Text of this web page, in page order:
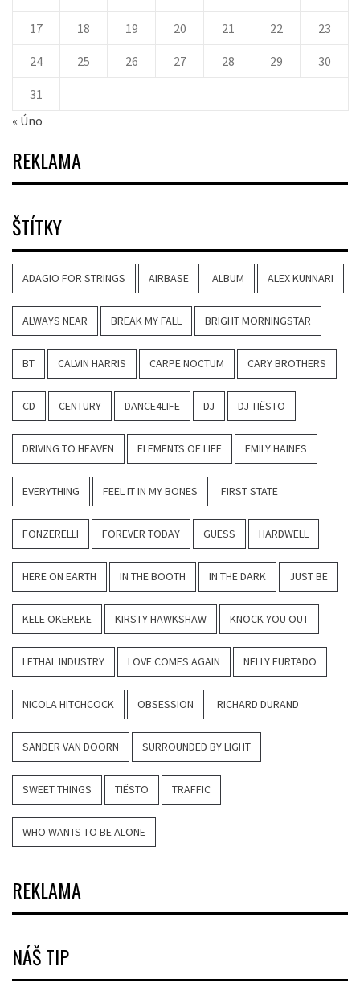
17 18 19 20 21 22 23
24 25 26 27 28 29 30
31
« Úno
REKLAMA
ŠTÍTKY
ADAGIO FOR STRINGS AIRBASE ALBUM ALEX KUNNARI
ALWAYS NEAR BREAK MY FALL BRIGHT MORNINGSTAR
BT CALVIN HARRIS CARPE NOCTUM CARY BROTHERS
CD CENTURY DANCE4LIFE DJ DJ TIËSTO
DRIVING TO HEAVEN ELEMENTS OF LIFE EMILY HAINES
EVERYTHING FEEL IT IN MY BONES FIRST STATE
FONZERELLI FOREVER TODAY GUESS HARDWELL
HERE ON EARTH IN THE BOOTH IN THE DARK JUST BE
KELE OKEREKE KIRSTY HAWKSHAW KNOCK YOU OUT
LETHAL INDUSTRY LOVE COMES AGAIN NELLY FURTADO
NICOLA HITCHCOCK OBSESSION RICHARD DURAND
SANDER VAN DOORN SURROUNDED BY LIGHT
SWEET THINGS TIËSTO TRAFFIC
WHO WANTS TO BE ALONE
REKLAMA
NÁŠ TIP